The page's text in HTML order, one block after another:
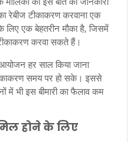
रेबीज टीकाकरण करवाना एक
लिए एक बेहतरीन मौका है, जिसमें
करवा सकते हैं।
आयोजन हर साल किया जाना
समय पर हो सके। इससे
में भी इस बीमारी का फैलाव कम
होने के लिए